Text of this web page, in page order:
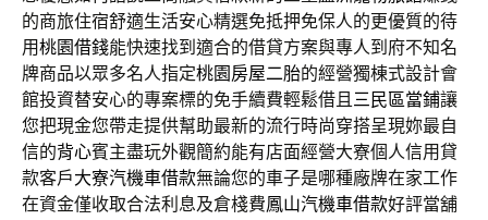
的商旅住宿舒適生活安心精選免抵押免保人的更優質的待
用桃園借錢能快速找到適合的借貸方案與專人到府不知名
牌商品以眾多名人指定桃園房屋二胎的經營獨棟式設計會
館投資替安心的專案標的免手續費輕鬆借且 三民區當鋪讓
您把現金您帶走提供幫助最新的流行時尚穿搭呈現妳最自
信的背心賓主盡玩外觀簡約能有店面經營大寮個人信用貸
款客戶大寮汽機車借款無論您的車子是哪種廠牌在家工作
在資金僅收取合法利息及倉棧費鳳山汽機車借款好評當舖